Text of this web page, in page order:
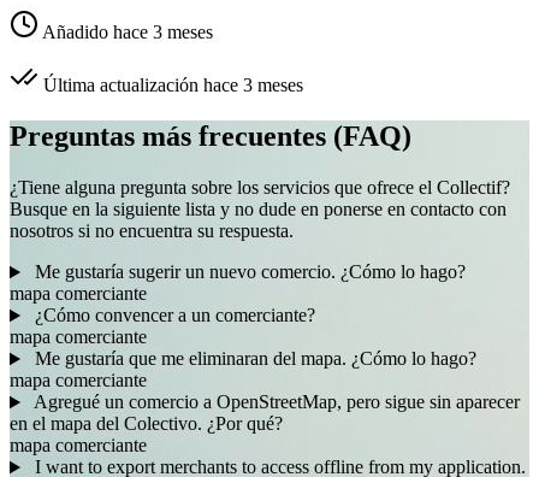
Añadido hace 3 meses
Última actualización hace 3 meses
Preguntas más frecuentes (FAQ)
¿Tiene alguna pregunta sobre los servicios que ofrece el Collectif?
Busque en la siguiente lista y no dude en ponerse en contacto con
nosotros si no encuentra su respuesta.
Me gustaría sugerir un nuevo comercio. ¿Cómo lo hago?
mapa comerciante
¿Cómo convencer a un comerciante?
mapa comerciante
Me gustaría que me eliminaran del mapa. ¿Cómo lo hago?
mapa comerciante
Agregué un comercio a OpenStreetMap, pero sigue sin aparecer
en el mapa del Colectivo. ¿Por qué?
mapa comerciante
I want to export merchants to access offline from my application.